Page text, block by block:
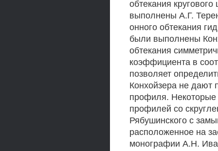
обтекания
выполнены А.Г.
онного обтекания
были выполнены
обтекания
коэффициента в
позволяет
Конхойзера не дают
профиля. Некоторые
профилей со
Рябушинского с
расположенное на
монографии А.Н.